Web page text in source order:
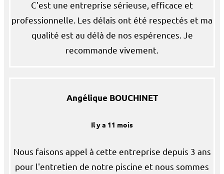
C'est une entreprise sérieuse, efficace et
professionnelle. Les délais ont été respectés et ma
qualité est au délà de nos espérences. Je
recommande vivement.
Angélique BOUCHINET
Il y a 11 mois
Nous faisons appel à cette entreprise depuis 3 ans
pour l'entretien de notre piscine et nous sommes